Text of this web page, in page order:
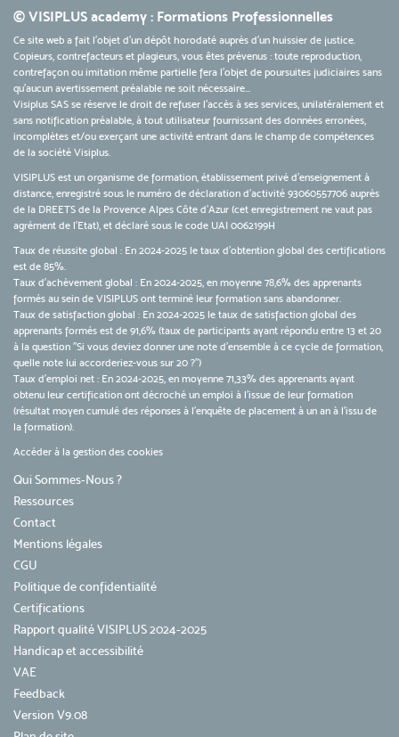
© VISIPLUS academy : Formations Professionnelles
Ce site web a fait l'objet d'un dépôt horodaté auprès d'un huissier de justice.
Copieurs, contrefacteurs et plagieurs, vous êtes prévenus : toute reproduction,
contrefaçon ou imitation même partielle fera l'objet de poursuites judiciaires sans
qu’aucun avertissement préalable ne soit nécessaire...
Visiplus SAS se réserve le droit de refuser l'accès à ses services, unilatéralement et
sans notification préalable, à tout utilisateur fournissant des données erronées,
incomplètes et/ou exerçant une activité entrant dans le champ de compétences
de la société Visiplus.
VISIPLUS est un organisme de formation, établissement privé d’enseignement à
distance, enregistré sous le numéro de déclaration d’activité 93060557706 auprès
de la DREETS de la Provence Alpes Côte d’Azur (cet enregistrement ne vaut pas
agrément de l’Etat), et déclaré sous le code UAI 0062199H
Taux de réussite global : En 2024-2025 le taux d'obtention global des certifications
est de 85%.
Taux d’achèvement global : En 2024-2025, en moyenne 78,6% des apprenants
formés au sein de VISIPLUS ont terminé leur formation sans abandonner.
Taux de satisfaction global : En 2024-2025 le taux de satisfaction global des
apprenants formés est de 91,6% (taux de participants ayant répondu entre 13 et 20
à la question "Si vous deviez donner une note d’ensemble à ce cycle de formation,
quelle note lui accorderiez-vous sur 20 ?")
Taux d’emploi net : En 2024-2025, en moyenne 71,33% des apprenants ayant
obtenu leur certification ont décroché un emploi à l'issue de leur formation
(résultat moyen cumulé des réponses à l'enquête de placement à un an à l'issu de
la formation).
Accéder à la gestion des cookies
Qui Sommes-Nous ?
Ressources
Contact
Mentions légales
CGU
Politique de confidentialité
Certifications
Rapport qualité VISIPLUS 2024-2025
Handicap et accessibilité
VAE
Feedback
Version V9.08